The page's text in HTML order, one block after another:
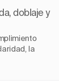
doblaje y
la